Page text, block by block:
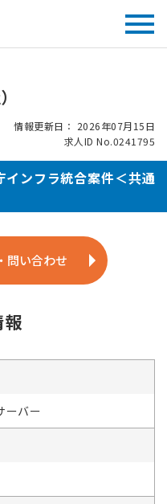
情報更新日： 2026年07月15日
求人ID No.0241795
ンフラ統合案件＜共通
問い合わせ
ーバー